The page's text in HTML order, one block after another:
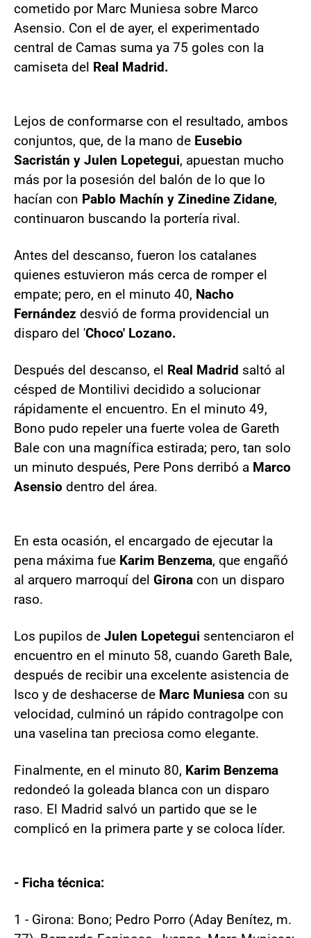
cometido por Marc Muniesa sobre Marco
Asensio. Con el de ayer, el experimentado
central de Camas suma ya 75 goles con la
camiseta del Real Madrid.
Lejos de conformarse con el resultado, ambos
conjuntos, que, de la mano de Eusebio
Sacristán y Julen Lopetegui, apuestan mucho
más por la posesión del balón de lo que lo
hacían con Pablo Machín y Zinedine Zidane,
continuaron buscando la portería rival.
Antes del descanso, fueron los catalanes
quienes estuvieron más cerca de romper el
empate; pero, en el minuto 40, Nacho
Fernández desvió de forma providencial un
disparo del 'Choco' Lozano.
Después del descanso, el Real Madrid saltó al
césped de Montilivi decidido a solucionar
rápidamente el encuentro. En el minuto 49,
Bono pudo repeler una fuerte volea de Gareth
Bale con una magnífica estirada; pero, tan solo
un minuto después, Pere Pons derribó a Marco
Asensio dentro del área.
En esta ocasión, el encargado de ejecutar la
pena máxima fue Karim Benzema, que engañó
al arquero marroquí del Girona con un disparo
raso.
Los pupilos de Julen Lopetegui sentenciaron el
encuentro en el minuto 58, cuando Gareth Bale,
después de recibir una excelente asistencia de
Isco y de deshacerse de Marc Muniesa con su
velocidad, culminó un rápido contragolpe con
una vaselina tan preciosa como elegante.
Finalmente, en el minuto 80, Karim Benzema
redondeó la goleada blanca con un disparo
raso. El Madrid salvó un partido que se le
complicó en la primera parte y se coloca líder.
- Ficha técnica:
1 - Girona: Bono; Pedro Porro (Aday Benítez, m.